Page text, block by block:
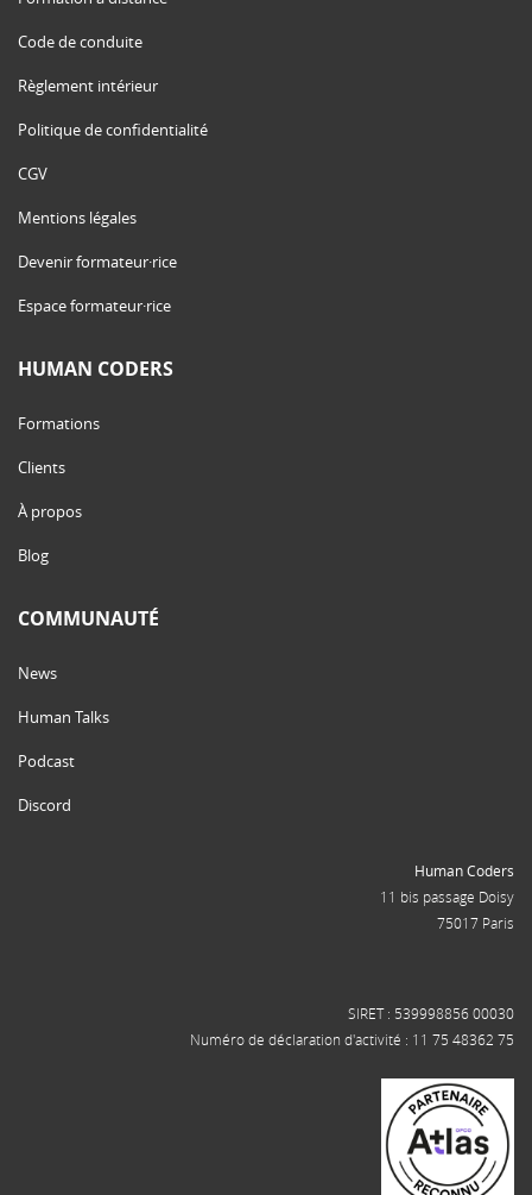
Code de conduite
Règlement intérieur
Politique de confidentialité
CGV
Mentions légales
Devenir formateur·rice
Espace formateur·rice
HUMAN CODERS
Formations
Clients
À propos
Blog
COMMUNAUTÉ
News
Human Talks
Podcast
Discord
Human Coders
11 bis passage Doisy
75017 Paris
SIRET : 539998856 00030
Numéro de déclaration d'activité : 11 75 48362 75